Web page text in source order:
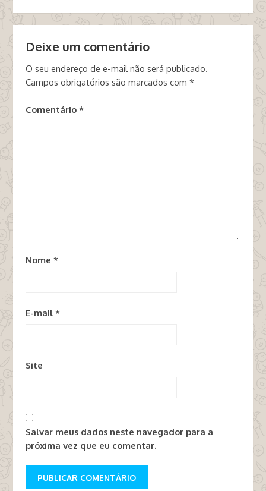
Deixe um comentário
O seu endereço de e-mail não será publicado.
Campos obrigatórios são marcados com *
Comentário *
Nome *
E-mail *
Site
Salvar meus dados neste navegador para a
próxima vez que eu comentar.